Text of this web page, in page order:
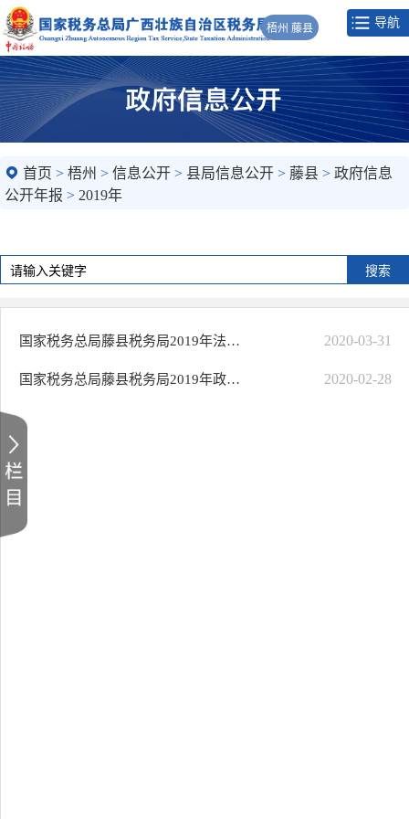
梧州 藤县 导航
首页 > 梧州 > 信息公开 > 县局信息公开 > 藤县 > 政府信息
公开年报 > 2019年
国家税务总局藤县税务局2019年法治政府建设情况报告 2020-03-31
国家税务总局藤县税务局2019年政府信息公开年度报告 2020-02-28